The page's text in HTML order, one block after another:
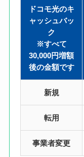
ドコモ光のキ
ャッシュバッ
ク
※すべて
30,000円増額
後の金額です
新規
転用
事業者変更